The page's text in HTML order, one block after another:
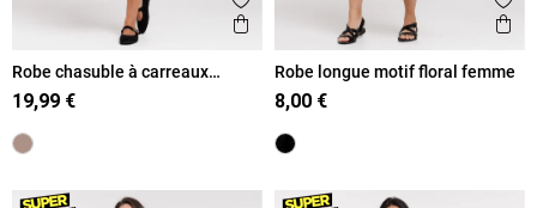
Ajouter aux favoris
Aperçu rapide
Robe chasuble à carreaux
femme
19,99 €
Robe longue motif floral femme
8,00 €